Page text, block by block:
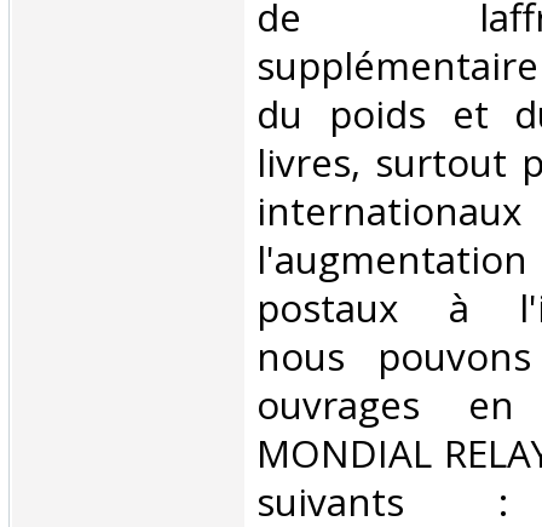
de
du poids et
livres, surtout
internationaux
postaux à
nous
ouvrages
MONDIAL
suivants :